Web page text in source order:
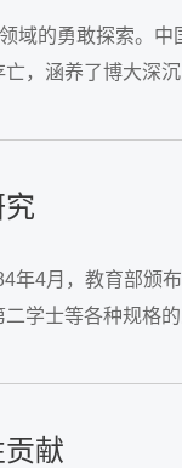
域的勇敢探索。
，涵养了博大深
4月，教育部颁
学士等各种规
献